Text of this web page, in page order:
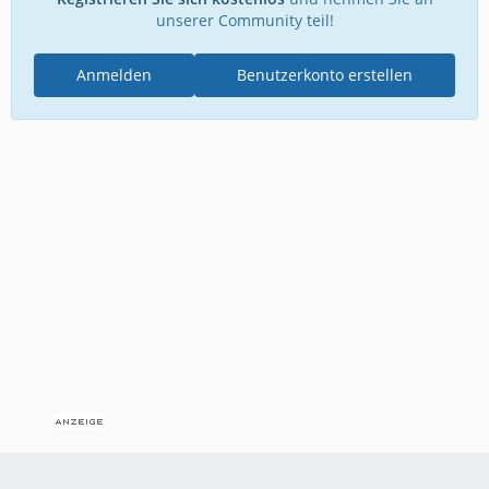
unserer Community teil!
Benutzerkonto erstellen
Anmelden